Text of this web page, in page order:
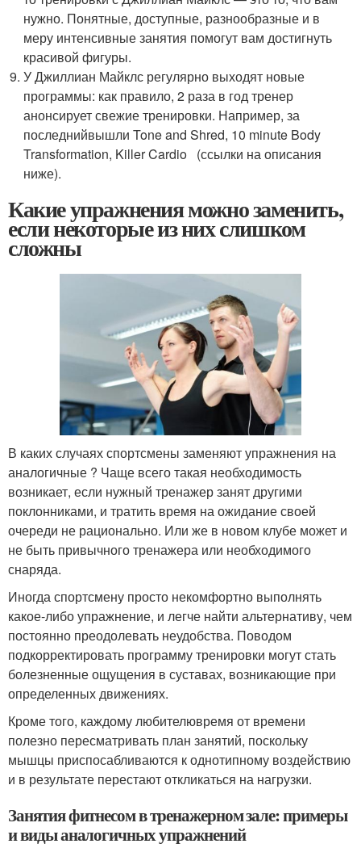
нужно. Понятные, доступные, разнообразные и в
меру интенсивные занятия помогут вам достигнуть
красивой фигуры.
У Джиллиан Майклс регулярно выходят новые
программы: как правило, 2 раза в год тренер
анонсирует свежие тренировки. Например, за
последнийвышли Tone and Shred, 10 minute Body
Transformation, Killer Cardio (ссылки на описания
ниже).
Какие упражнения можно заменить,
если некоторые из них слишком
сложны
В каких случаях спортсмены заменяют упражнения на
аналогичные ? Чаще всего такая необходимость
возникает, если нужный тренажер занят другими
поклонниками, и тратить время на ожидание своей
очереди не рационально. Или же в новом клубе может и
не быть привычного тренажера или необходимого
снаряда.
Иногда спортсмену просто некомфортно выполнять
какое-либо упражнение, и легче найти альтернативу, чем
постоянно преодолевать неудобства. Поводом
подкорректировать программу тренировки могут стать
болезненные ощущения в суставах, возникающие при
определенных движениях.
Кроме того, каждому любителювремя от времени
полезно пересматривать план занятий, поскольку
мышцы приспосабливаются к однотипному воздействию
и в результате перестают откликаться на нагрузки.
Занятия фитнесом в тренажерном зале: примеры
и виды аналогичных упражнений